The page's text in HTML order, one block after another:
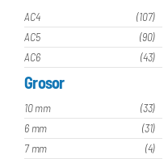
AC4
(107)
AC5
(90)
AC6
(43)
Grosor
10 mm
(33)
6 mm
(31)
7 mm
(4)